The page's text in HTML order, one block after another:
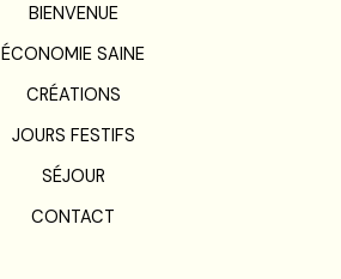
BIENVENUE
ÉCONOMIE SAINE
CRÉATIONS
JOURS FESTIFS
SÉJOUR
CONTACT